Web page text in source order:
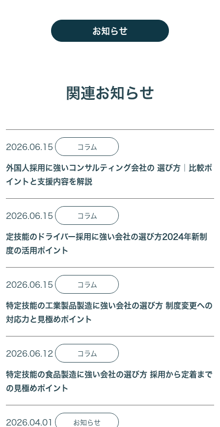
お知らせ
関連お知らせ
2026.06.15 コラム
外国人採用に強いコンサルティング会社の 選び方｜比較ポ
イントと支援内容を解説
2026.06.15 コラム
定技能のドライバー採用に強い会社の選び方2024年新制
度の活用ポイント
2026.06.15 コラム
特定技能の工業製品製造に強い会社の選び方 制度変更への
対応力と見極めポイント
2026.06.12 コラム
特定技能の食品製造に強い会社の選び方 採用から定着まで
の見極めポイント
2026.04.01 お知らせ